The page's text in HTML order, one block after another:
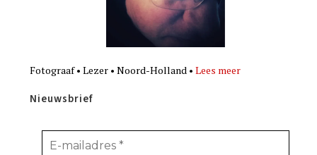
Fotograaf • Lezer • Noord-Holland •Lees meer
Nieuwsbrief